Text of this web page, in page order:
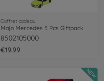
Coffret cadeau
Majo Mercedes 5 Pcs Giftpack
8502105000
€19.99
NEW